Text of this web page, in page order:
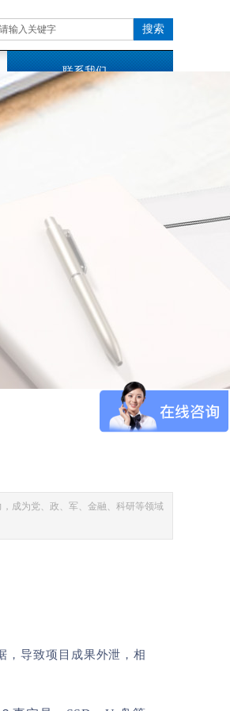
搜索
联系我们
成为党、政、军、金融、科研等领域
，导致项目成果外泄 ，相